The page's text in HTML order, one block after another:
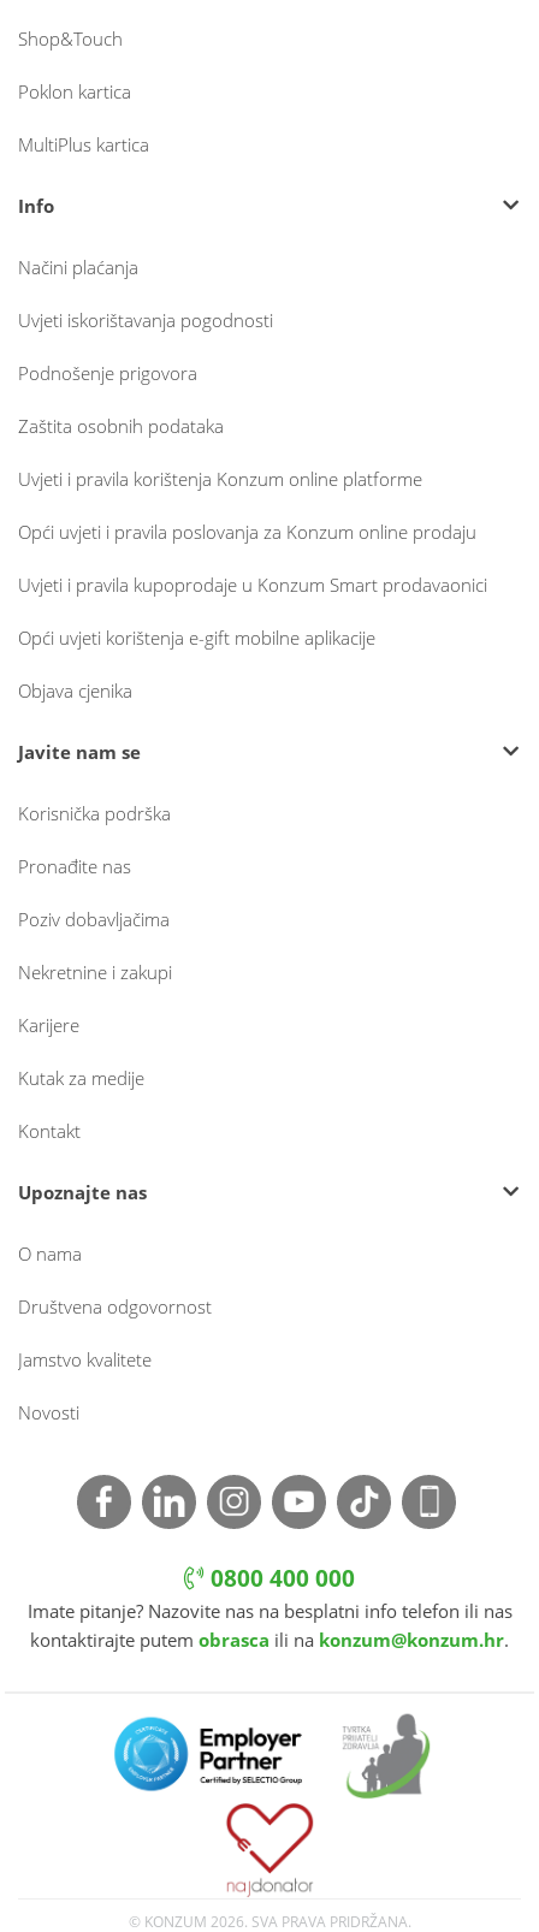
Shop&Touch
Poklon kartica
MultiPlus kartica
Info
Načini plaćanja
Uvjeti iskorištavanja pogodnosti
Podnošenje prigovora
Zaštita osobnih podataka
Uvjeti i pravila korištenja Konzum online platforme
Opći uvjeti i pravila poslovanja za Konzum online prodaju
Uvjeti i pravila kupoprodaje u Konzum Smart prodavaonici
Opći uvjeti korištenja e-gift mobilne aplikacije
Objava cjenika
Javite nam se
Korisnička podrška
Pronađite nas
Poziv dobavljačima
Nekretnine i zakupi
Karijere
Kutak za medije
Kontakt
Upoznajte nas
O nama
Društvena odgovornost
Jamstvo kvalitete
Novosti
0800 400 000
Imate pitanje? Nazovite nas na besplatni info telefon ili nas
kontaktirajte putem obrasca ili na konzum@konzum.hr.
© KONZUM 2026. SVA PRAVA PRIDRŽANA.